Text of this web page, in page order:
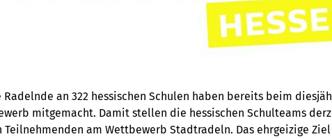
Radelnde an 322 hessischen Schulen haben bereits beim
mitgemacht. Damit stellen die hessischen Schulteams
Teilnehmenden am Wettbewerb Stadtradeln. Das ehrgeizige